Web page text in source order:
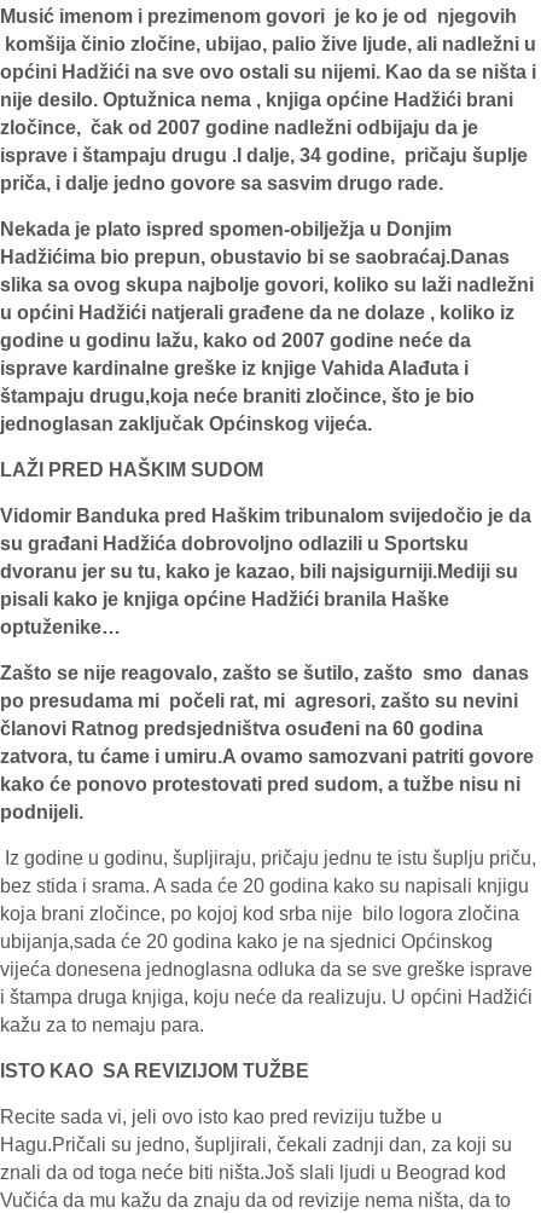
Musić imenom i prezimenom govori je ko je od njegovih
komšija činio zločine, ubijao, palio žive ljude, ali nadležni u
općini Hadžići na sve ovo ostali su nijemi. Kao da se ništa i
nije desilo. Optužnica nema , knjiga općine Hadžići brani
zločince, čak od 2007 godine nadležni odbijaju da je
isprave i štampaju drugu .I dalje, 34 godine, pričaju šuplje
priča, i dalje jedno govore sa sasvim drugo rade.
Nekada je plato ispred spomen-obilježja u Donjim
Hadžićima bio prepun, obustavio bi se saobraćaj.Danas
slika sa ovog skupa najbolje govori, koliko su laži nadležni
u općini Hadžići natjerali građene da ne dolaze , koliko iz
godine u godinu lažu, kako od 2007 godine neće da
isprave kardinalne greške iz knjige Vahida Alađuta i
štampaju drugu,koja neće braniti zločince, što je bio
jednoglasan zaključak Općinskog vijeća.
LAŽI PRED HAŠKIM SUDOM
Vidomir Banduka pred Haškim tribunalom svijedočio je da
su građani Hadžića dobrovoljno odlazili u Sportsku
dvoranu jer su tu, kako je kazao, bili najsigurniji.Mediji su
pisali kako je knjiga općine Hadžići branila Haške
optuženike…
Zašto se nije reagovalo, zašto se šutilo, zašto smo danas
po presudama mi počeli rat, mi agresori, zašto su nevini
članovi Ratnog predsjedništva osuđeni na 60 godina
zatvora, tu ćame i umiru.A ovamo samozvani patriti govore
kako će ponovo protestovati pred sudom, a tužbe nisu ni
podnijeli.
Iz godine u godinu, šupljiraju, pričaju jednu te istu šuplju priču,
bez stida i srama. A sada će 20 godina kako su napisali knjigu
koja brani zločince, po kojoj kod srba nije bilo logora zločina
ubijanja,sada će 20 godina kako je na sjednici Općinskog
vijeća donesena jednoglasna odluka da se sve greške isprave
i štampa druga knjiga, koju neće da realizuju. U općini Hadžići
kažu za to nemaju para.
ISTO KAO SA REVIZIJOM TUŽBE
Recite sada vi, jeli ovo isto kao pred reviziju tužbe u
Hagu.Pričali su jedno, šupljirali, čekali zadnji dan, za koji su
znali da od toga neće biti ništa.Još slali ljudi u Beograd kod
Vučića da mu kažu da znaju da od revizije nema ništa, da to